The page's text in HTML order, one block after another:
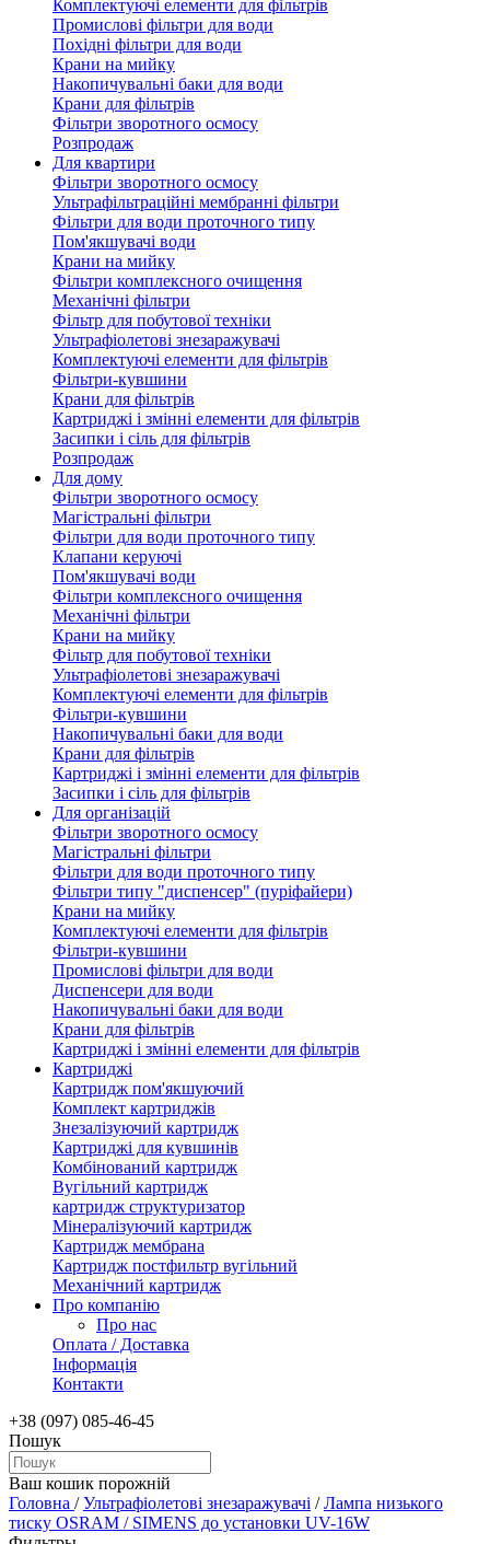
Комплектуючі елементи для фільтрів
Промислові фільтри для води
Похідні фільтри для води
Крани на мийку
Накопичувальні баки для води
Крани для фільтрів
Фільтри зворотного осмосу
Розпродаж
Для квартири
Фільтри зворотного осмосу
Ультрафільтраційні мембранні фільтри
Фільтри для води проточного типу
Пом'якшувачі води
Крани на мийку
Фільтри комплексного очищення
Механічні фільтри
Фільтр для побутової техніки
Ультрафіолетові знезаражувачі
Комплектуючі елементи для фільтрів
Фільтри-кувшини
Крани для фільтрів
Картриджі і змінні елементи для фільтрів
Засипки і сіль для фільтрів
Розпродаж
Для дому
Фільтри зворотного осмосу
Магістральні фільтри
Фільтри для води проточного типу
Клапани керуючі
Пом'якшувачі води
Фільтри комплексного очищення
Механічні фільтри
Крани на мийку
Фільтр для побутової техніки
Ультрафіолетові знезаражувачі
Комплектуючі елементи для фільтрів
Фільтри-кувшини
Накопичувальні баки для води
Крани для фільтрів
Картриджі і змінні елементи для фільтрів
Засипки і сіль для фільтрів
Для організацій
Фільтри зворотного осмосу
Магістральні фільтри
Фільтри для води проточного типу
Фільтри типу "диспенсер" (пуріфайери)
Крани на мийку
Комплектуючі елементи для фільтрів
Фільтри-кувшини
Промислові фільтри для води
Диспенсери для води
Накопичувальні баки для води
Крани для фільтрів
Картриджі і змінні елементи для фільтрів
Картриджі
Картридж пом'якшуючий
Комплект картриджів
Знезалізуючий картридж
Картриджі для кувшинів
Комбінований картридж
Вугільний картридж
картридж структуризатор
Мінералізуючий картридж
Картридж мембрана
Картридж постфильтр вугільний
Механічний картридж
Про компанію
Про нас
Оплата / Доставка
Інформація
Контакти
+38 (097) 085-46-45
Пошук
Ваш кошик порожній
Головна /Ультрафіолетові знезаражувачі /Лампа низького
тиску OSRAM / SIMENS до установки UV-16W